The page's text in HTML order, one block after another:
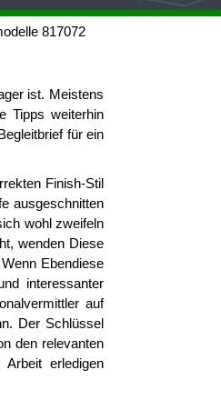
817072
ist. Meistens
Tipps weiterhin
für ein
Finish-Stil
ausgeschnitten
wohl zweifeln
wenden Diese
Ebendiese
interessanter
auf
Der Schlüssel
den relevanten
erledigen